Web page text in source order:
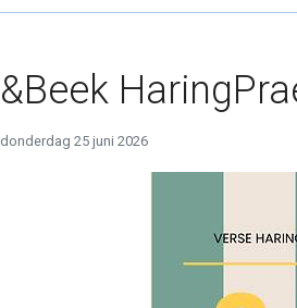
&Beek
donderdag 25 juni 2026